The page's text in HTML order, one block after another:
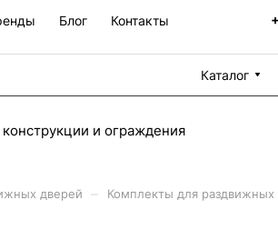
Блог Контакты
Каталог
и ограждения
дверей Комплекты для раздвижных